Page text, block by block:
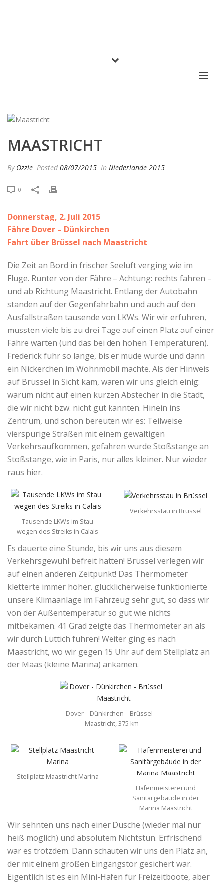
MAASTRICHT
By Ozzie Posted 08/07/2015 In Niederlande 2015
0
Donnerstag, 2. Juli 2015
Fähre Dover – Dünkirchen
Fahrt über Brüssel nach Maastricht
Die Zeit an Bord in frischer Seeluft verging wie im
Fluge. Runter von der Fähre – Achtung: rechts fahren –
und ab Richtung Maastricht. Entlang der Autobahn
standen auf der Gegenfahrbahn und auch auf den
Ausfallstraßen tausende von LKWs. Wir wir erfuhren,
mussten viele bis zu drei Tage auf einen Platz auf einer
Fähre warten (und das bei den hohen Temperaturen).
Frederick fuhr so lange, bis er müde wurde und dann
ein Nickerchen im Wohnmobil machte. Als der Hinweis
auf Brüssel in Sicht kam, waren wir uns gleich einig:
warum nicht auf einen kurzen Abstecher in die Stadt,
die wir nicht bzw. nicht gut kannten. Hinein ins
Zentrum, und schon bereuten wir es: Teilweise
vierspurige Straßen mit einem gewaltigen
Verkehrsaufkommen, gefahren wurde Stoßstange an
Stoßstange, wie in Paris, nur alles kleiner. Nur wieder
raus hier.
Tausende LKWs im Stau
wegen des Streiks in Calais
Verkehrsstau in Brüssel
Es dauerte eine Stunde, bis wir uns aus diesem
Verkehrsgewühl befreit hatten! Brüssel verlegen wir
auf einen anderen Zeitpunkt! Das Thermometer
kletterte immer höher. glücklicherweise funktionierte
unsere Klimaanlage im Fahrzeug sehr gut, so dass wir
von der Außentemperatur so gut wie nichts
mitbekamen. 41 Grad zeigte das Thermometer an als
wir durch Lüttich fuhren! Weiter ging es nach
Maastricht, wo wir gegen 15 Uhr auf dem Stellplatz an
der Maas (kleine Marina) ankamen.
Dover – Dünkirchen – Brüssel –
Maastricht, 375 km
Stellplatz Maastricht Marina
Hafenmeisterei und
Sanitärgebäude in der
Marina Maastricht
Wir sehnten uns nach einer Dusche (wieder mal nur
heiß möglich) und absolutem Nichtstun. Erfrischend
war es trotzdem. Dann schauten wir uns den Platz an,
der mit einem großen Eingangstor gesichert war.
Eigentlich ist es ein Mini-Hafen für Freizeitboote, aber